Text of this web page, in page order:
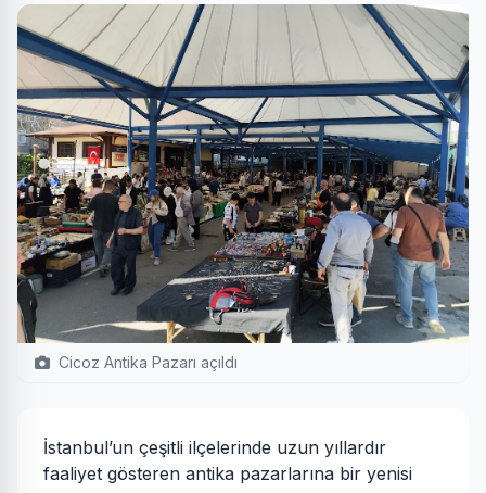
Cicoz Antika Pazarı açıldı
İstanbul’un çeşitli ilçelerinde uzun yıllardır
faaliyet gösteren antika pazarlarına bir yenisi